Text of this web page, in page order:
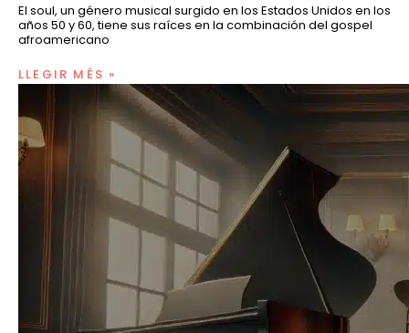
El soul, un género musical surgido en los Estados Unidos en los
años 50 y 60, tiene sus raíces en la combinación del gospel
afroamericano
LLEGIR MÉS »